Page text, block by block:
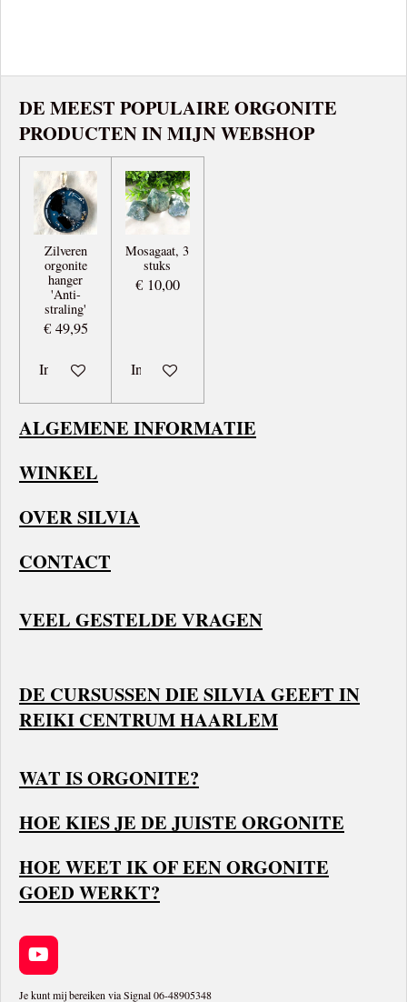
DE MEEST POPULAIRE ORGONITE
PRODUCTEN IN MIJN WEBSHOP
Zilveren
orgonite
hanger
'Anti-
straling'
€ 49,95
In winkelwagen
Mosagaat, 3
stuks
€ 10,00
In winkelwagen
ALGEMENE INFORMATIE
WINKEL
OVER SILVIA
CONTACT
VEEL GESTELDE VRAGEN
DE CURSUSSEN DIE SILVIA GEEFT IN
REIKI CENTRUM HAARLEM
WAT IS ORGONITE?
HOE KIES JE DE JUISTE ORGONITE
HOE WEET IK OF EEN ORGONITE
GOED WERKT?
Y
o
u
Je kunt mij bereiken via Signal 06-48905348